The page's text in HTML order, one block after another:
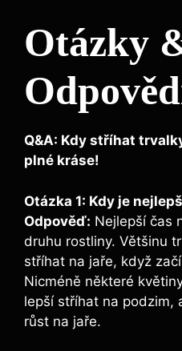
Otázky
Q&A: Kdy stříhat
plné kráse!
Otázka 1: Kdy je
Odpověď: Nejlepší čas
druhu rostliny. Většinu
stříhat na jaře, když
Nicméně některé
lepší stříhat na podzim,
růst na jaře.